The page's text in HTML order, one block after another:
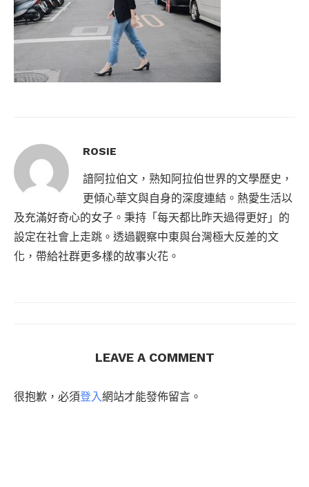
ROSIE
諳阿拉伯文，熟知阿拉伯世界的文學歷史，
更傾心華文與自身的深度連結。熱愛生活以
及充滿好奇心的女子。秉持「每天都比昨天過得更好」的
設定在社會上走跳。透過觀察中東與台灣極大反差的文
化，帶給社群更多樣的故事火花。
LEAVE A COMMENT
很抱歉，必須登入網站才能發佈留言。